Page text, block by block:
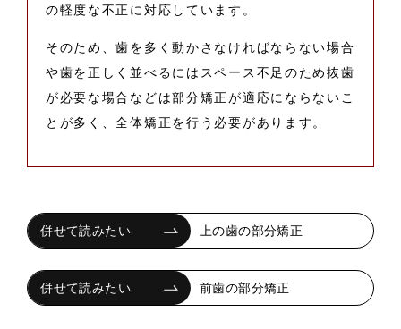
の軽度な不正に対応しています。
そのため、歯を多く動かさなければならない場合
や歯を正しく並べるにはスペース不足のため抜歯
が必要な場合などは部分矯正が適応にならないこ
とが多く、全体矯正を行う必要があります。
上の歯の部分矯正
前歯の部分矯正